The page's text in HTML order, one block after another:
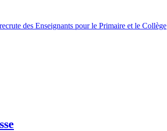
des Enseignants pour le Primaire et le Collège